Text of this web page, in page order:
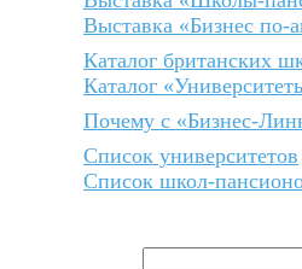
Выставка «Бизнес по-
Каталог британских
Каталог
Почему с «Бизнес-
Список университетов
Список школ-